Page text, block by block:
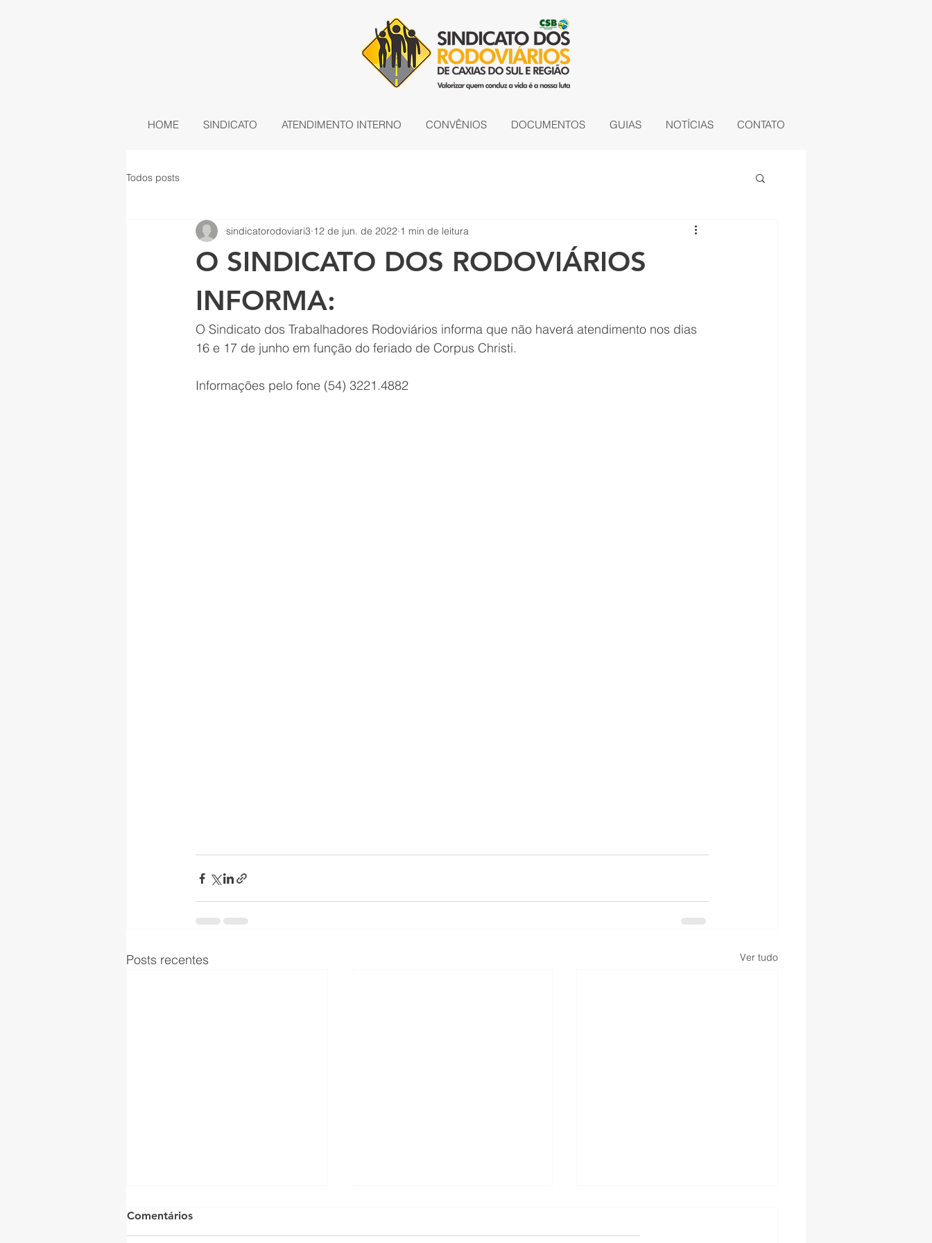
HOME SINDICATO ATENDIMENTO INTERNO CONVÊNIOS DOCUMENTOS GUIAS NOTÍCIAS CONTATO
Todos posts
O SINDICATO DOS RODOVIÁRIOS
INFORMA:
sindicatorodoviari3 12 de jun. de 2022 1 min de leitura
O Sindicato dos Trabalhadores Rodoviários informa que não haverá atendimento nos dias
16 e 17 de junho em função do feriado de Corpus Christi.
Informações pelo fone (54) 3221.4882
Posts recentes Ver tudo
Comentários